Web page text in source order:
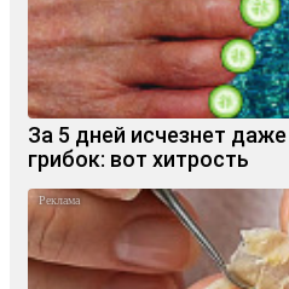
За 5 дней исчезнет
грибок: вот хитрость